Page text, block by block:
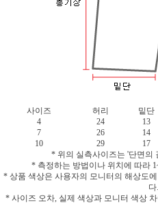
사이즈 허리 밑단
4
24 13
7
26 14
10
29 17
* 위의 실측사이즈는 '단면의
* 측정하는 방법이나 위치에 따라
* 상품 색상은 사용자의 모니터의 해상도
다.
* 사이즈 오차, 실제 색상과 모니터 색상